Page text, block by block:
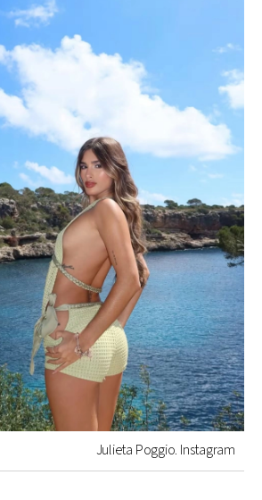
Julieta Poggio. Instagram